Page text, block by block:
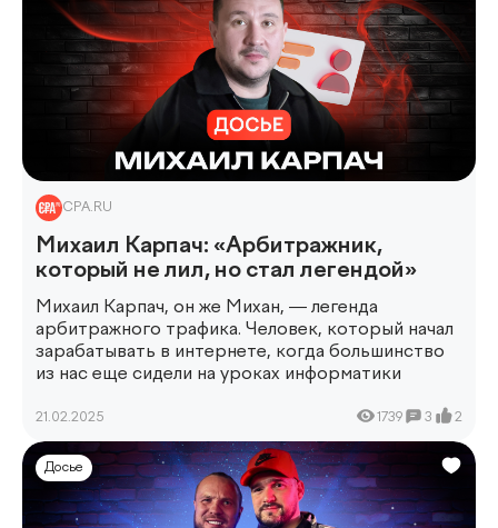
CPA.RU
Михаил Карпач: «Арбитражник,
который не лил, но стал легендой»
Михаил Карпач, он же Михан, — легенда
арбитражного трафика. Человек, который начал
зарабатывать в интернете, когда большинство
из нас еще сидели на уроках информатики
21.02.2025 1739 3 2
Досье